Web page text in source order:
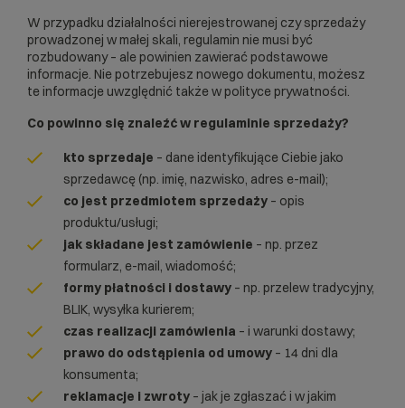
W przypadku działalności nierejestrowanej czy sprzedaży
prowadzonej w małej skali, regulamin nie musi być
rozbudowany – ale powinien zawierać podstawowe
informacje. Nie potrzebujesz nowego dokumentu, możesz
te informacje uwzględnić także w polityce prywatności.
Co powinno się znaleźć w regulaminie sprzedaży?
kto sprzedaje – dane identyfikujące Ciebie jako
sprzedawcę (np. imię, nazwisko, adres e-mail);
co jest przedmiotem sprzedaży – opis
produktu/usługi;
jak składane jest zamówienie – np. przez
formularz, e-mail, wiadomość;
formy płatności i dostawy – np. przelew tradycyjny,
BLIK, wysyłka kurierem;
czas realizacji zamówienia – i warunki dostawy;
prawo do odstąpienia od umowy – 14 dni dla
konsumenta;
reklamacje i zwroty – jak je zgłaszać i w jakim